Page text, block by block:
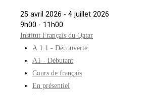
25 avril 2026 - 4 juillet 2026
9h00 - 11h00
Institut Français du Qatar
A 1.1 - Découverte
A1 - Débutant
Cours de français
En présentiel